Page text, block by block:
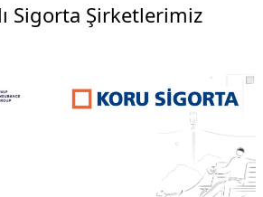
Sigorta Şirketlerimiz